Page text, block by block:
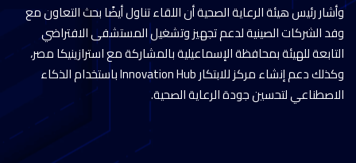
وأشار رئيس هيئة الرعاية الصحية أن اللقاء تناول أيضًا بحث التعاون مع
وفد الشركات الصينية لدعم تجهيز وتشغيل المستشفى الافتراضي
التابعة للهيئة بمحافظة الإسماعيلية بالمشاركة مع استرازينيكا مصر،
وكذلك دعم إنشاء مركز للابتكار Innovation Hub باستخدام الذكاء
الاصطناعي لتحسين جودة الرعاية الصحية.